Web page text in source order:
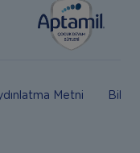
Metni Bilgi